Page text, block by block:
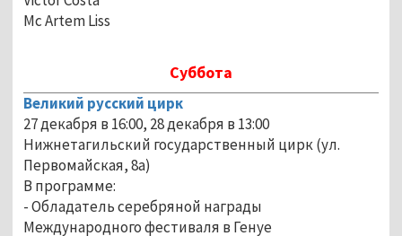
Mc Artem Liss
Суббота
Великий русский цирк
27 декабря в 16:00, 28 декабря в 13:00
Нижнетагильский государственный цирк (ул.
Первомайская, 8а)
В программе:
- Обладатель серебряной награды
Международного фестиваля в Генуе